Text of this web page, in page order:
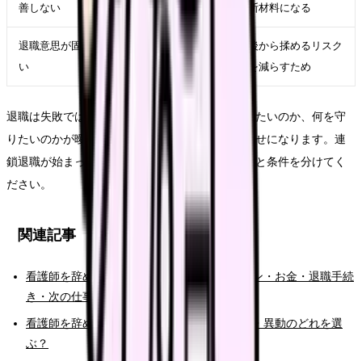
善しない
進める
断材料になる
退職意思が固
い
退職日、有休、引き継
後から揉めるリスク
を減らすため
退職は失敗ではありません。ただし、何から逃げたいのか、何を守
りたいのかが曖昧なままだと、次の選択肢が運任せになります。連
鎖退職が始まった職場に残るべきか時こそ、原因と条件を分けてく
ださい。
関連記事
看護師を辞めたい時の完全ガイド。限界サイン・お金・退職手続
き・次の仕事まで整理
看護師を辞めたい時の判断基準｜転職・休職・異動のどれを選
ぶ？